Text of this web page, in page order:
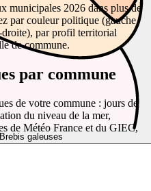
Brebis galeuses
municipales 2026 dans plus de
par couleur politique (gauche,
droite), par profil territorial
de commune.
par commune
de votre commune : jours de
du niveau de la mer,
de Météo France et du GIEC,